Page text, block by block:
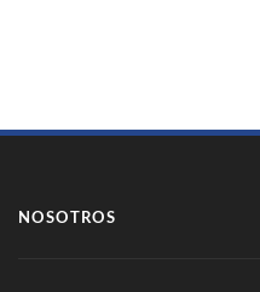
NOSOTROS